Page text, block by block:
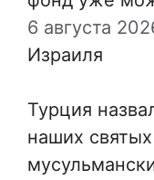
6 августа
Израиля
Турция
наших